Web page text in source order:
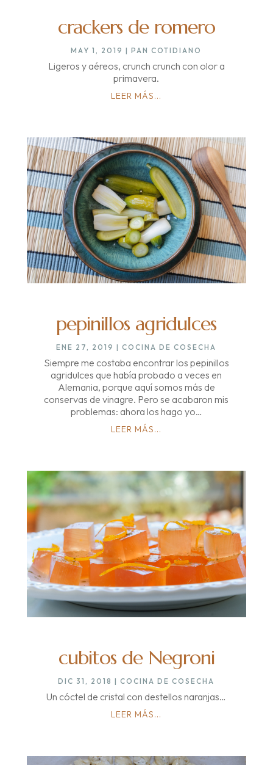
crackers de romero
MAY 1, 2019 |PAN COTIDIANO
Ligeros y aéreos, crunch crunch con olor a
primavera.
LEER MÁS...
pepinillos agridulces
ENE 27, 2019 |COCINA DE COSECHA
Siempre me costaba encontrar los pepinillos
agridulces que había probado a veces en
Alemania, porque aquí somos más de
conservas de vinagre. Pero se acabaron mis
problemas: ahora los hago yo…
LEER MÁS...
cubitos de Negroni
DIC 31, 2018 |COCINA DE COSECHA
Un cóctel de cristal con destellos naranjas…
LEER MÁS...